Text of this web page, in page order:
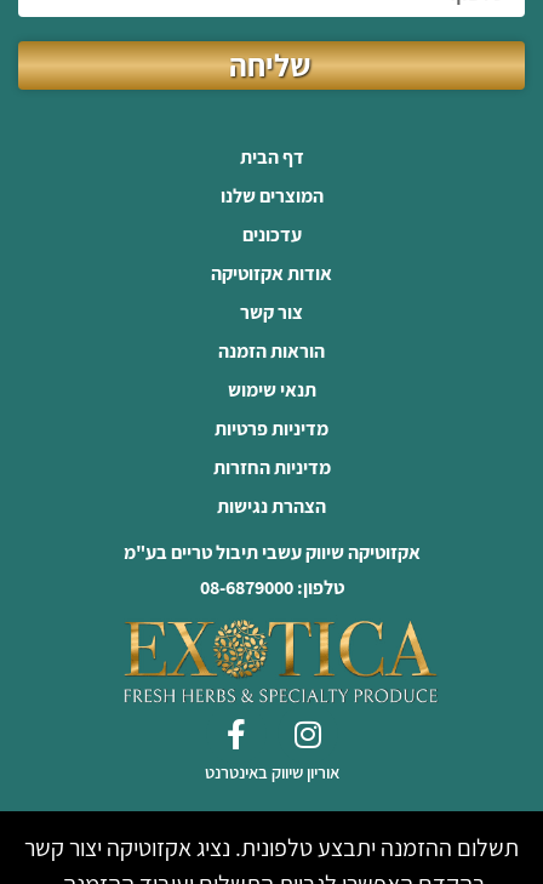
שליחה
דף הבית
המוצרים שלנו
עדכונים
אודות אקזוטיקה
צור קשר
הוראות הזמנה
תנאי שימוש
מדיניות פרטיות
מדיניות החזרות
הצהרת נגישות
אקזוטיקה שיווק עשבי תיבול טריים בע"מ
טלפון: 08-6879000
אוריון שיווק באינטרנט
תשלום ההזמנה יתבצע טלפונית. נציג אקזוטיקה יצור קשר